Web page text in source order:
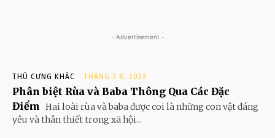
- Advertisement -
THÚ CƯNG KHÁC THÁNG 3 8, 2023
Phân biệt Rùa và Baba Thông Qua Các Đặc
Điểm Hai loài rùa và baba được coi là những con vật đáng
yêu và thân thiết trong xã hội...